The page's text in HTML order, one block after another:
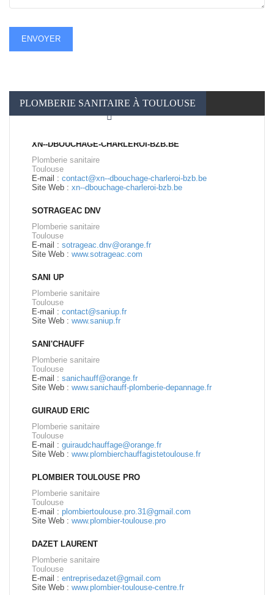
ENVOYER
PLOMBERIE SANITAIRE À TOULOUSE
XN--DBOUCHAGE-CHARLEROI-BZB.BE
Plomberie sanitaire
Toulouse
E-mail : contact@xn--dbouchage-charleroi-bzb.be
Site Web : xn--dbouchage-charleroi-bzb.be
SOTRAGEAC DNV
Plomberie sanitaire
Toulouse
E-mail : sotrageac.dnv@orange.fr
Site Web : www.sotrageac.com
SANI UP
Plomberie sanitaire
Toulouse
E-mail : contact@saniup.fr
Site Web : www.saniup.fr
SANI'CHAUFF
Plomberie sanitaire
Toulouse
E-mail : sanichauff@orange.fr
Site Web : www.sanichauff-plomberie-depannage.fr
GUIRAUD ERIC
Plomberie sanitaire
Toulouse
E-mail : guiraudchauffage@orange.fr
Site Web : www.plombierchauffagistetoulouse.fr
PLOMBIER TOULOUSE PRO
Plomberie sanitaire
Toulouse
E-mail : plombiertoulouse.pro.31@gmail.com
Site Web : www.plombier-toulouse.pro
DAZET LAURENT
Plomberie sanitaire
Toulouse
E-mail : entreprisedazet@gmail.com
Site Web : www.plombier-toulouse-centre.fr